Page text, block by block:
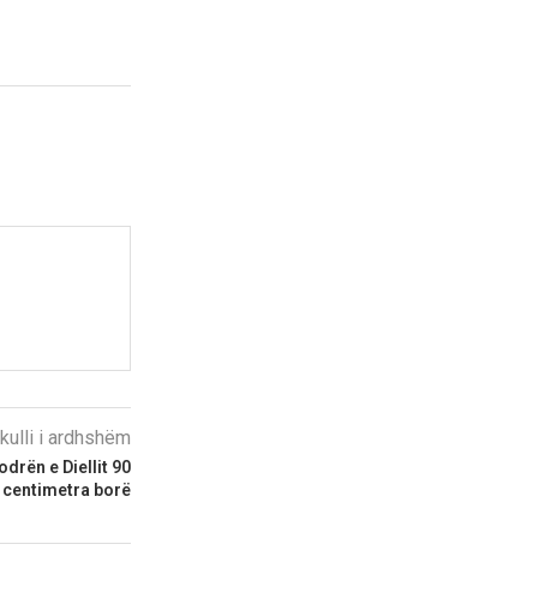
i ardhshëm
e Diellit 90
centimetra borë